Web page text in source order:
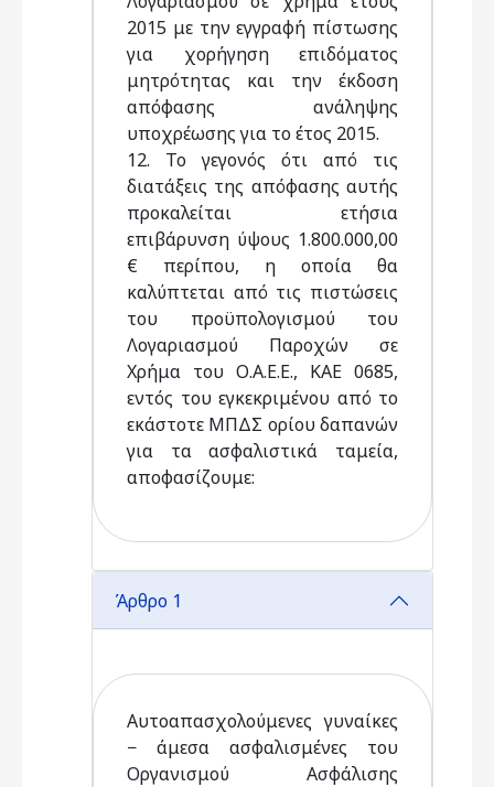
2015 με την εγγραφή πίστωσης
για χορήγηση επιδόματος
μητρότητας και την έκδοση
απόφασης ανάληψης
υποχρέωσης για το έτος 2015.
12. Το γεγονός ότι από τις
διατάξεις της απόφασης αυτής
προκαλείται ετήσια
επιβάρυνση ύψους 1.800.000,00
€ περίπου, η οποία θα
καλύπτεται από τις πιστώσεις
του προϋπολογισμού του
Λογαριασμού Παροχών σε
Χρήμα του Ο.Α.Ε.Ε., KAE 0685,
εντός του εγκεκριμένου από το
εκάστοτε ΜΠΔΣ ορίου δαπανών
για τα ασφαλιστικά ταμεία,
αποφασίζουμε:
Άρθρο 1
Αυτοαπασχολούμενες γυναίκες
− άμεσα ασφαλισμένες του
Οργανισμού Ασφάλισης